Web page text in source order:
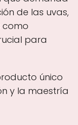
de las uvas,
como
para
único
y la maestría